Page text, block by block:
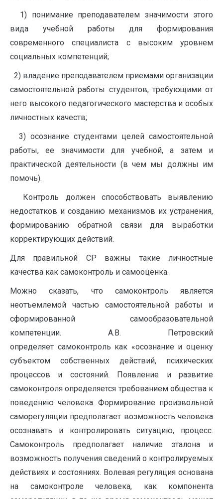
1) понимание преподавателем значимости этого
вида учебной работы для формирования
современного специалиста с высоким уровнем
социальных компетенций;
2) владение преподавателем приемами организации
самостоятельной работы студентов, требующими от
него высокого педагогического мастерства и особых
личностных качеств;
3) осознание студентами целей самостоятельной
работы, ее значимости для учебной, а затем и
практической деятельности (в чем мы должны им
помочь).
Контроль должен способствовать выявлению
недостатков и созданию механизмов их устранения,
формированию обратной связи для выработки
корректирующих действий.
Для правильной СР важны такие личностные
качества как самоконтроль и самооценка.
Можно сказать, что самоконтроль является
неотъемлемой частью самостоятельной работы и
сформированной самообразовательной
компетенции. А.В. Петровский
определяет самоконтроль как «осознание и оценку
субъектом собственных действий, психических
процессов и состояний. Появление и развитие
самоконтроля определяется требованием общества к
поведению человека. Формирование произвольной
саморегуляции предполагает возможность человека
осознавать и контролировать ситуацию, процесс.
Самоконтроль предполагает наличие эталона и
возможность получения сведений о контролируемых
действиях и состояниях. Волевая регуляция основана
на самоконтроле человека, как компонента